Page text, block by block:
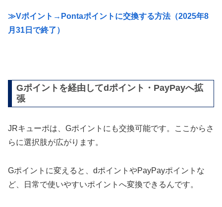
≫Vポイント→Pontaポイントに交換する方法（2025年8
月31日で終了）
Gポイントを経由してdポイント・PayPayへ拡
張
JRキューポは、Gポイントにも交換可能です。ここからさ
らに選択肢が広がります。
Gポイントに変えると、dポイントやPayPayポイントな
ど、日常で使いやすいポイントへ変換できるんです。